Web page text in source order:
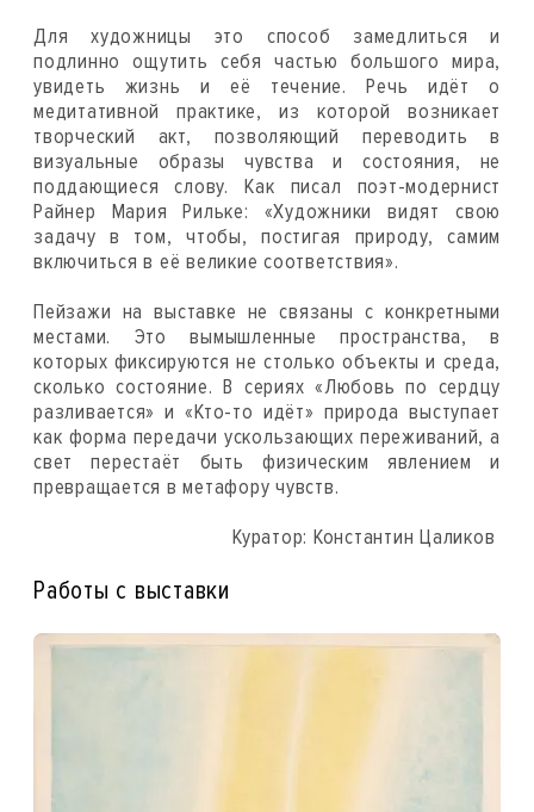
Для художницы это способ замедлиться и
подлинно ощутить себя частью большого мира,
увидеть жизнь и её течение. Речь идёт о
медитативной практике, из которой возникает
творческий акт, позволяющий переводить в
визуальные образы чувства и состояния, не
поддающиеся слову. Как писал поэт-модернист
Райнер Мария Рильке: «Художники видят свою
задачу в том, чтобы, постигая природу, самим
включиться в её великие соответствия».
Пейзажи на выставке не связаны с конкретными
местами. Это вымышленные пространства, в
которых фиксируются не столько объекты и среда,
сколько состояние. В сериях «Любовь по сердцу
разливается» и «Кто-то идёт» природа выступает
как форма передачи ускользающих переживаний, а
свет перестаёт быть физическим явлением и
превращается в метафору чувств.
Куратор: Константин Цаликов
Работы с выставки